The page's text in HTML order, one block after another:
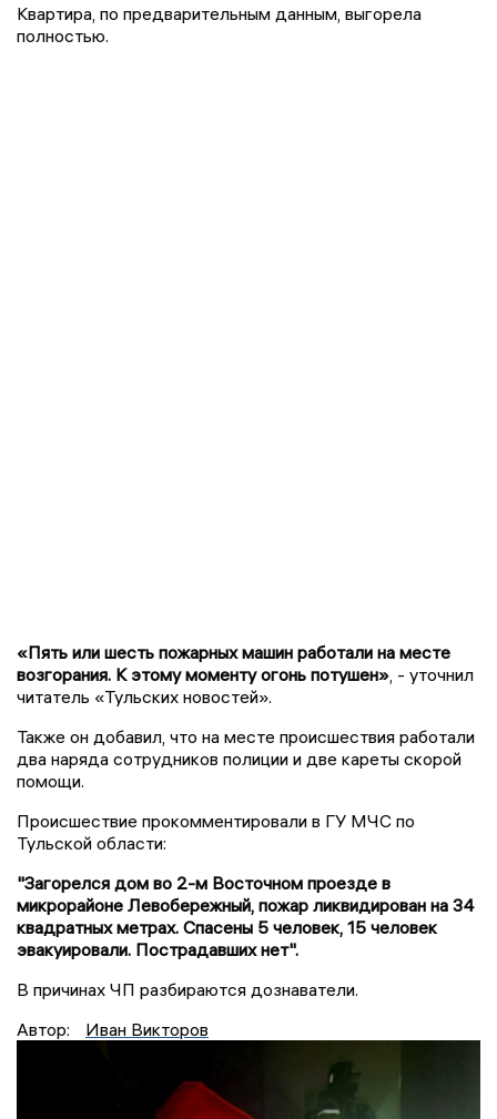
Квартира, по предварительным данным, выгорела
полностью.
«Пять или шесть пожарных машин работали на месте
возгорания. К этому моменту огонь потушен» , - уточнил
читатель «Тульских новостей».
Также он добавил, что на месте происшествия работали
два наряда сотрудников полиции и две кареты скорой
помощи.
Происшествие прокомментировали в ГУ МЧС по
Тульской области:
"Загорелся дом во 2-м Восточном проезде в
микрорайоне Левобережный, пожар ликвидирован на 34
квадратных метрах. Спасены 5 человек, 15 человек
эвакуировали. Пострадавших нет".
В причинах ЧП разбираются дознаватели.
Автор:
Иван Викторов